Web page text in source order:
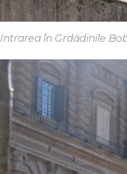
Intrarea în Grdădinile